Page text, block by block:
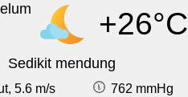
+26°C
Sedikit mendung
5.6 m/s
762 mmHg